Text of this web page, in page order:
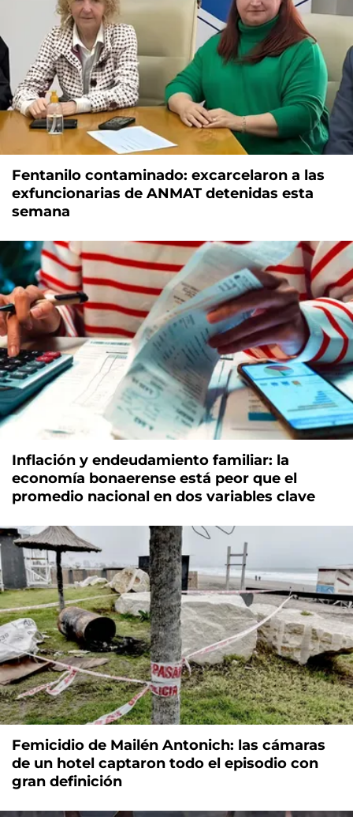
Fentanilo contaminado: excarcelaron a las
exfuncionarias de ANMAT detenidas esta
semana
Inflación y endeudamiento familiar: la
economía bonaerense está peor que el
promedio nacional en dos variables clave
Femicidio de Mailén Antonich: las cámaras
de un hotel captaron todo el episodio con
gran definición